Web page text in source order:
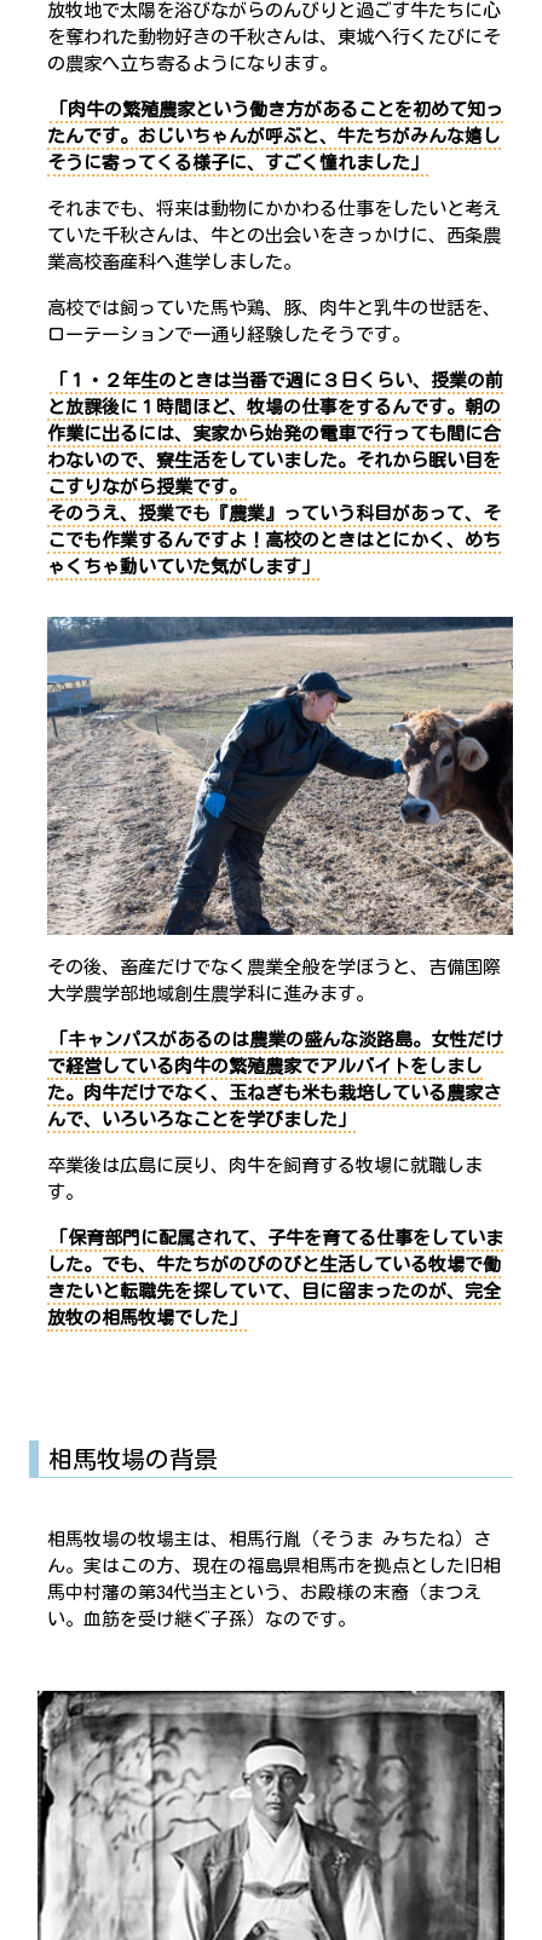
放牧地で太陽を浴びながらのんびりと過ごす牛たちに心
を奪われた動物好きの千秋さんは、東城へ行くたびにそ
の農家へ立ち寄るようになります。
「肉牛の繁殖農家という働き方があることを初めて知っ
たんです。 おじいちゃんが呼ぶと、牛たちがみんな嬉し
そうに寄ってくる様子に、すごく憧れました」
それまでも、将来は動物にかかわる仕事をしたいと考え
ていた千秋さんは、牛との出会いをきっかけに、西条農
業高校畜産科へ進学しました。
高校では飼っていた馬や鶏、豚、肉牛と乳牛の世話を、
ローテーションで一通り経験したそうです。
「１・２年生のときは当番で週に３日くらい、授業の前
と放課後に１時間ほど、牧場の仕事をするんです。朝の
作業に出るには、実家から始発の電車で行っても間に合
わないので、寮生活をしていました。それから眠い目を
こすりながら授業です。
そのうえ、授業でも『農業』っていう科目があって、そ
こでも作業するんですよ！高校のときはとにかく、めち
ゃくちゃ動いていた気がします」
その後、畜産だけでなく農業全般を学ぼうと、吉備国際
大学農学部地域創生農学科に進みます。
「キャンパスがあるのは農業の盛んな淡路島。女性だけ
で経営している肉牛の繁殖農家でアルバイトをしまし
た。肉牛だけでなく、玉ねぎも米も栽培している農家さ
んで、いろいろなことを学びました」
卒業後は広島に戻り、肉牛を飼育する牧場に就職しま
す。
「保育部門に配属されて、子牛を育てる仕事をしていま
した。でも、牛たちがのびのびと生活している牧場で働
きたいと転職先を探していて、目に留まったのが、完全
放牧の相馬牧場でした」
相馬牧場の背景
相馬牧場の牧場主は、相馬行胤（そうま みちたね）さ
ん。実はこの方、現在の福島県相馬市を拠点とした旧相
馬中村藩の第34代当主という、お殿様の末裔（まつえ
い。血筋を受け継ぐ子孫）なのです。